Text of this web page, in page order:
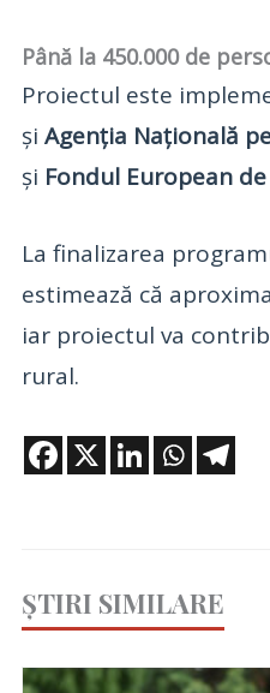
Până la 450.000 de
Proiectul este
și Agenția Națională
și Fondul European
La finalizarea
estimează că
iar proiectul va
rural.
ȘTIRI SIMILARE